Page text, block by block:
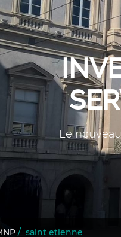
Le
/ saint etienne